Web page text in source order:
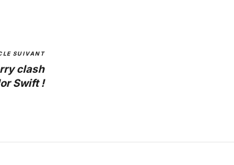
SUIVANT
clash
Swift !